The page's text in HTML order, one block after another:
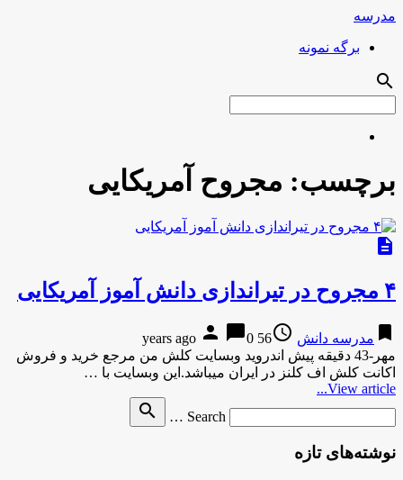
مدرسه
برگه نمونه
search
برچسب: مجروح آمریکایی
description
۴ مجروح در تیراندازی دانش آموز آمریکایی
bookmark مدرسه دانش access_time
56 years ago
person chat_bubble0
مهر-43 دقیقه پیش اندروید وبسایت کلش من مرجع خرید و فروش
اکانت کلش اف کلنز در ایران میباشد.این وبسایت با …
View article...
Search …
search
نوشته‌های تازه